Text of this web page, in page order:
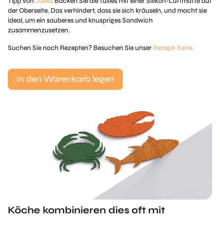
der Oberseite. Das verhindert, dass sie sich kräuseln, und macht sie
ideal, um ein sauberes und knuspriges Sandwich
zusammenzusetzen.
Suchen Sie nach Rezepten? Besuchen Sie unser Rezept-Seite.
In den Warenkorb legen
Köche kombinieren dies oft mit